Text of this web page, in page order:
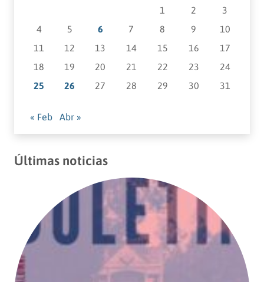
1 2
3
4
5 6 7 8 9
10
11
12 13 14 15 16
17
18
19 20 21 22 23
24
25
26 27 28 29 30 31
« Feb Abr »
Últimas noticias